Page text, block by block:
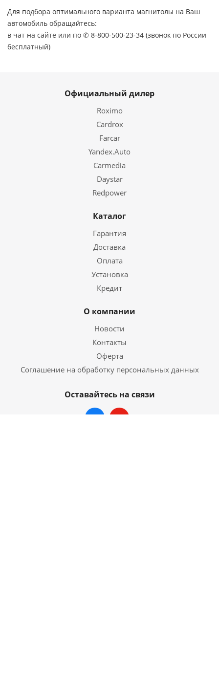
Для подбора оптимального варианта магнитолы на Ваш
автомобиль обращайтесь:
в чат на сайте или по ✆ 8-800-500-23-34 (звонок по России
бесплатный)
Официальный дилер
Roximo
Cardrox
Farcar
Yandex.Auto
Carmedia
Daystar
Redpower
Каталог
Гарантия
Доставка
Оплата
Установка
Кредит
О компании
Новости
Контакты
Оферта
Соглашение на обработку персональных данных
Оставайтесь на связи